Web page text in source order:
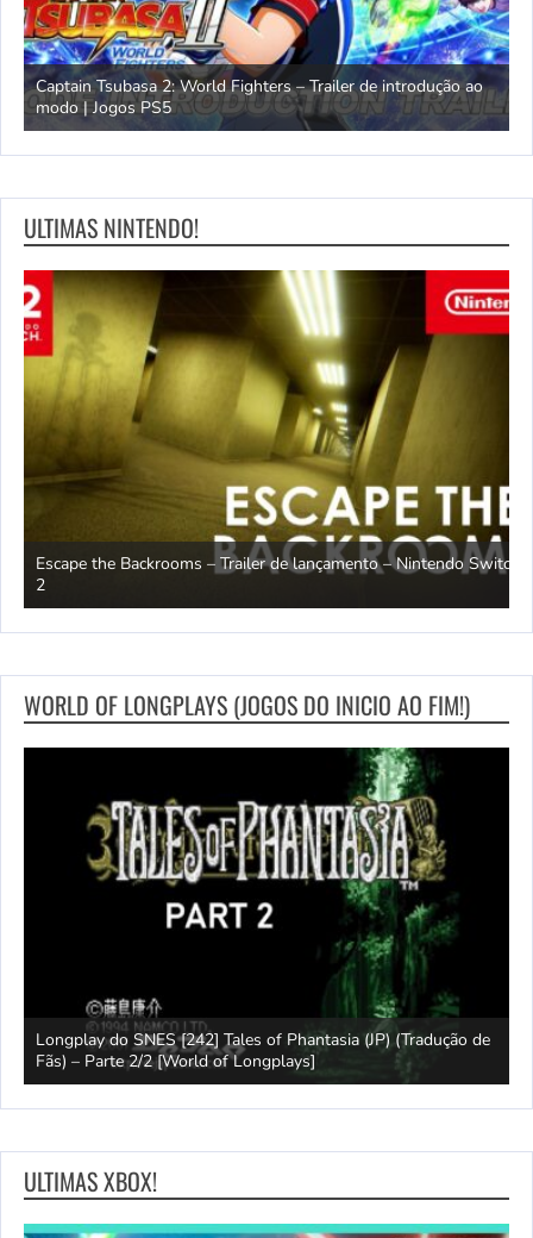
Captain Tsubasa 2: World Fighters – Trailer de introdução ao
modo | Jogos PS5
ULTIMAS NINTENDO!
Escape the Backrooms – Trailer de lançamento – Nintendo Switch
2
WORLD OF LONGPLAYS (JOGOS DO INICIO AO FIM!)
Longplay do SNES [242] Tales of Phantasia (JP) (Tradução de
Fãs) – Parte 2/2 [World of Longplays]
ULTIMAS XBOX!